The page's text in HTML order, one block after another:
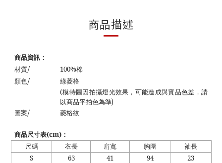
商品描述
商品資訊：
材質/ 100%棉
顏色/
綠菱格
(模特圖因拍攝燈光效果，可能造成與實品色差，請
以商品平拍色為準)
圖案/ 菱格紋
商品尺寸表(cm) ：
尺碼
衣長 肩寬 胸圍
袖長
S
63 41 94
23